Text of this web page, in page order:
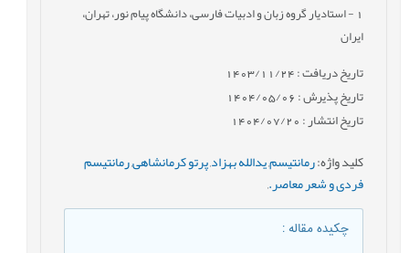
- استادیار گروه زبان و ادبیات فارسی، دانشگاه پیام نور، تهران،
ایران
تاریخ دریافت : 1403/11/24
تاریخ پذیرش : 1404/05/06
تاریخ انتشار : 1404/07/20
کلید واژه:رمانتیسم,یدالله بهزاد,پرتو کرمانشاهی,رمانتیسم
فردی و شعر معاصر.,
چکیده مقاله: